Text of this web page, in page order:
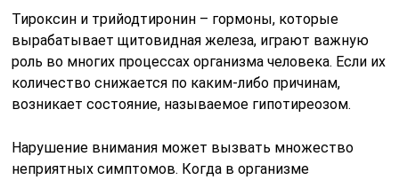
Тироксин и трийодтиронин – гормоны, которые
вырабатывает щитовидная железа, играют важную
роль во многих процессах организма человека. Если их
количество снижается по каким-либо причинам,
возникает состояние, называемое гипотиреозом.
Нарушение внимания может вызвать множество
неприятных симптомов. Когда в организме